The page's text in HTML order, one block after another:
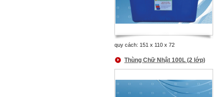
quy cách: 151 x 110 x 72
Thùng Chữ Nhật 100L (2 lớp)